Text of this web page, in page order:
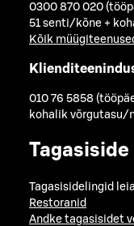
0300 870 020
51 senti/kõne +
Kõik
010 76 5858
kohalik võrgutasu/
Tagasiside
Tagasisidelingid
Restoranid
Andke tagasisidet